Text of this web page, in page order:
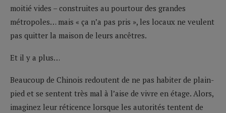
moitié vides – construites au pourtour des grandes
métropoles… mais « ça n’a pas pris », les locaux ne veulent
pas quitter la maison de leurs ancêtres.
Et il y a plus…
Beaucoup de Chinois redoutent de ne pas habiter de plain-
pied et se sentent très mal à l’aise de vivre en étage. Alors,
imaginez leur réticence lorsque les autorités tentent de